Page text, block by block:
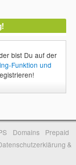
bist Du auf der
Funktion und
Domains
Prepaid
&